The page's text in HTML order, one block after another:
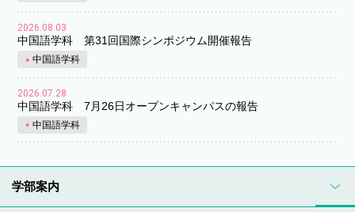
2026.08.03
中国語学科 第31回国際シンポジウム開催報告
中国語学科
2026.07.28
中国語学科 7月26日オープンキャンパスの報告
中国語学科
学部案内